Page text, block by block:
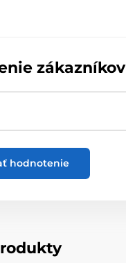
zákazníkov
hodnotenie